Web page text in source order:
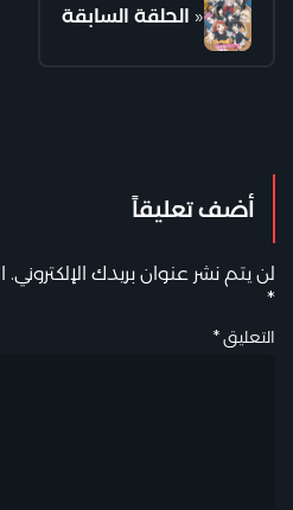
« الحلقة السابقة
أضف تعليقاً
لن يتم نشر عنوان بريدك الإلكتروني.
*
التعليق*